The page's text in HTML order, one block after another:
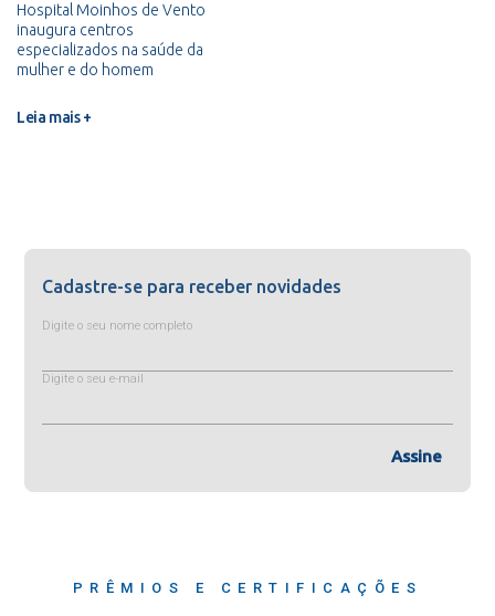
Hospital Moinhos de Vento
inaugura centros
especializados na saúde da
mulher e do homem
Leia mais +
Cadastre-se para receber novidades
Digite o seu nome completo
Digite o seu e-mail
Assine
PRÊMIOS E CERTIFICAÇÕES